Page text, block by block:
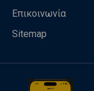
Επικοινωνία
Sitemap